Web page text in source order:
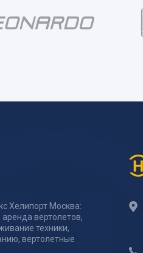
Хелипорт Москва:
вертолетов,
техники,
вертолетные